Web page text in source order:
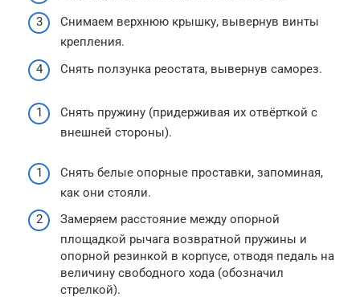
Снимаем верхнюю крышку, вывернув винты
крепления.
Снять ползунка реостата, вывернув саморез.
Снять пружину (придерживая их отвёрткой с
внешней стороны).
Снять белые опорные проставки, запоминая,
как они стояли.
Замеряем расстояние между опорной
площадкой рычага возвратной пружины и
опорной резинкой в корпусе, отводя педаль на
величину свободного хода (обозначил
стрелкой).